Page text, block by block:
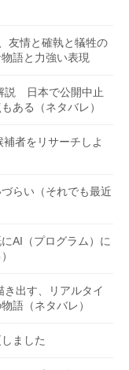
友情と確執と犠牲の
語と力強い表現
説 日本で公開中止
ある（ネタバレ）
者をリサーチしよ
らい（それでも最近
AI（プログラム）に
き出す、リアルタイ
語（ネタバレ）
ました